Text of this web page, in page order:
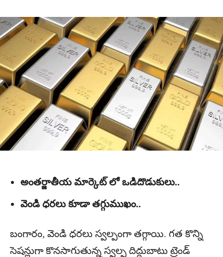
అంతర్జాతీయ మార్కెట్ లో ఒడిదొడుకులు..
వెండి ధరలు కూడా తగ్గుముఖం..
బంగారం, వెండి ధరలు స్వల్పంగా తగ్గాయి. గత కొన్ని
సెషన్లుగా కొనసాగుతున్న స్వల్ప దిద్దుబాటు ట్రెండ్‌